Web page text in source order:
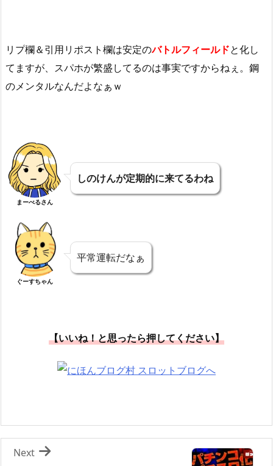
リプ欄＆引用リポスト欄は安定のバトルフィールドと化し
てますが、スパホが繁盛してるのは事実ですからねぇ。鋼
のメンタルなんだよなぁｗ
まーべるさん
しのけんが定期的に来てるわね
ぐーすちゃん
平常運転だなぁ
【いいね！と思ったら押してください】
Next